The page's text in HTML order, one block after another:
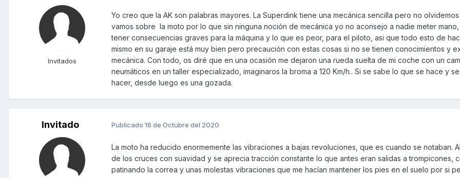
Invitados
Yo creo que la AK son palabras mayores. La Superdink tiene una mecánica sencilla pero no
vamos sobre la moto por lo que sin ninguna noción de mecánica yo no aconsejo a nadie meter
tener consecuencias graves para la máquina y lo que es peor, para el piloto, asi que todo esto de
mismo en su garaje está muy bien pero precaución con estas cosas si no se tienen conocimientos y
mecánica. Con todo, os diré que en una ocasión me dejaron una rueda suelta de mi coche con un
neumáticos en un taller especializado, imaginaros la broma a 120 Km/h.. Si se sabe lo que se hace y
hacer, desde luego es una gozada.
Invitado Publicado 16 de Octubre del 2020
La moto ha reducido enormemente las vibraciones a bajas revoluciones, que es cuando se notaban.
de los cruces con suavidad y se aprecia tracción constante lo que antes eran salidas a trompicones,
patinando la correa y unas molestas vibraciones que me hacían mantener los pies en el suelo por si